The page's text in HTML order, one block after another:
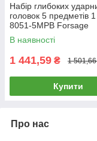
Набір глибоких
головок 5 предметів
8051-5MPB Forsage
В наявності
1 441,59 ₴ 1
Купити
Про нас